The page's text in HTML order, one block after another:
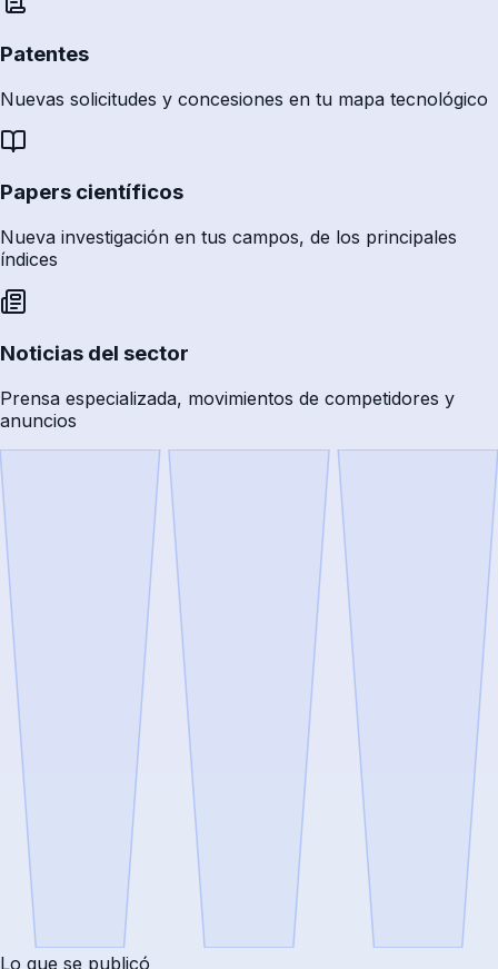
Patentes
Nuevas solicitudes y concesiones en tu mapa tecnológico
Papers científicos
Nueva investigación en tus campos, de los principales
índices
Noticias del sector
Prensa especializada, movimientos de competidores y
anuncios
Lo que se publicó